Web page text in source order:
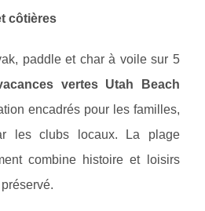
côtières
paddle et char à voile sur 5
vertes Utah Beach
encadrés pour les familles,
les clubs locaux. La plage
combine histoire et loisirs